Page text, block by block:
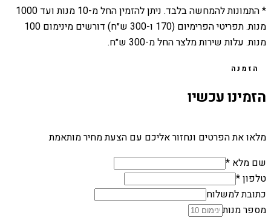
* התמונות להמחשה בלבד. ניתן להזמין החל מ-10 מנות ועד 1000
מנות. תפריטי הפרימיום (170 ו-300 ש״ח) דורשים מינימום 100
מנות. עלות שירות מלצר החל מ-300 ש״ח.
הזמנה
הזמינו עכשיו
מלאו את הפרטים ונחזור אליכם עם הצעת מחיר מותאמת
שם מלא *
טלפון *
כתובת למשלוח
מספר מנות